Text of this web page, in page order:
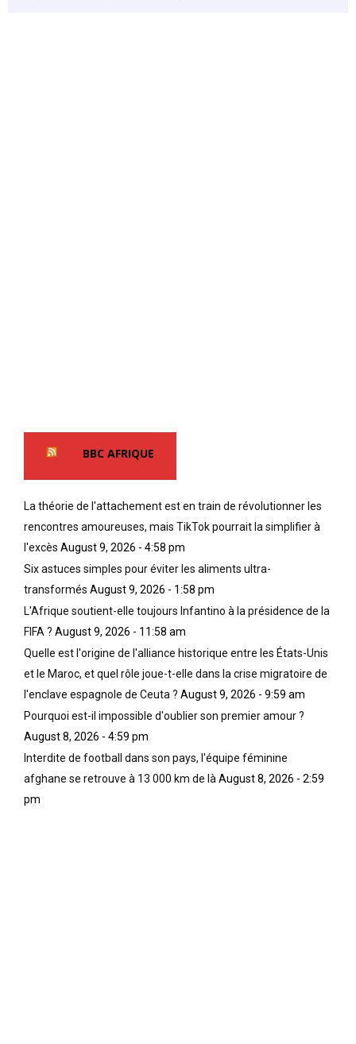
BBC AFRIQUE
La théorie de l'attachement est en train de révolutionner les
rencontres amoureuses, mais TikTok pourrait la simplifier à
l'excès August 9, 2026 - 4:58 pm
Six astuces simples pour éviter les aliments ultra-
transformés August 9, 2026 - 1:58 pm
L'Afrique soutient-elle toujours Infantino à la présidence de la
FIFA ? August 9, 2026 - 11:58 am
Quelle est l'origine de l'alliance historique entre les États-Unis
et le Maroc, et quel rôle joue-t-elle dans la crise migratoire de
l'enclave espagnole de Ceuta ? August 9, 2026 - 9:59 am
Pourquoi est-il impossible d'oublier son premier amour ?
August 8, 2026 - 4:59 pm
Interdite de football dans son pays, l'équipe féminine
afghane se retrouve à 13 000 km de là August 8, 2026 - 2:59
pm